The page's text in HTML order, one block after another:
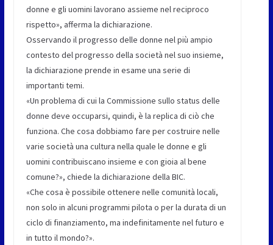
donne e gli uomini lavorano assieme nel reciproco
rispetto», afferma la dichiarazione.
Osservando il progresso delle donne nel più ampio
contesto del progresso della società nel suo insieme,
la dichiarazione prende in esame una serie di
importanti temi.
«Un problema di cui la Commissione sullo status delle
donne deve occuparsi, quindi, è la replica di ciò che
funziona. Che cosa dobbiamo fare per costruire nelle
varie società una cultura nella quale le donne e gli
uomini contribuiscano insieme e con gioia al bene
comune?», chiede la dichiarazione della BIC.
«Che cosa è possibile ottenere nelle comunità locali,
non solo in alcuni programmi pilota o per la durata di un
ciclo di finanziamento, ma indefinitamente nel futuro e
in tutto il mondo?».